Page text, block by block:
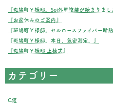
『斑鳩町Ｙ様邸。Soi外壁塗装が始まりまし
『お盆休みのご案内』
『斑鳩町Ｙ様邸。セルロースファイバー断熱
『斑鳩町Ｙ様邸。本日、気密測定。』
『斑鳩町Ｙ様邸 上棟式』
カテゴリー
C値